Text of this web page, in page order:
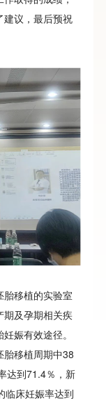
建议，最后预祝
移植的实验室
期及孕期相关疾
娠有效途径。
胎移植周期中38
达到71.4％，新
临床妊娠率达到